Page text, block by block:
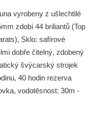
vyrobeny z ušlechtilé
zdobí 44 briliantů (Top
Sklo: safírové
dobře čitelný, zdobený
švýcarský strojek
40 hodin rezerva
vodotěsnost: 30m -